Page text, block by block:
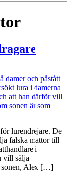
lurendrejare. De
falska mattor till
i
vill sälja
sonen, Alex […]